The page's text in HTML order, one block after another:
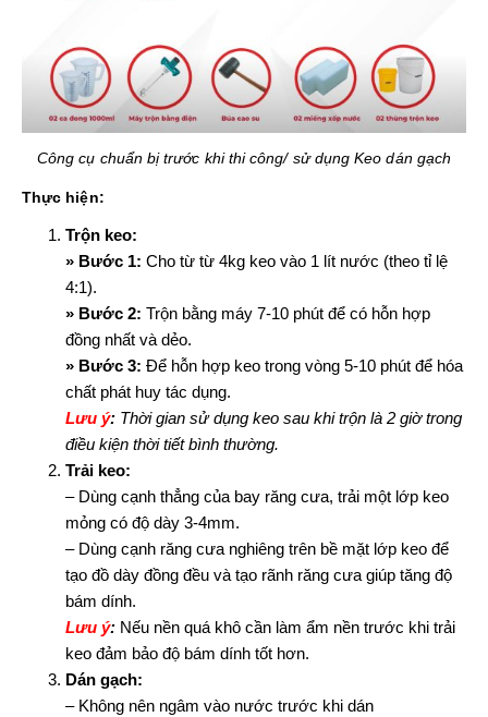
Công cụ chuẩn bị trước khi thi công/ sử dụng Keo dán gạch
Thực hiện:
Trộn keo:
» Bước 1: Cho từ từ 4kg keo vào 1 lít nước (theo tỉ lệ
4:1).
» Bước 2: Trộn bằng máy 7-10 phút để có hỗn hợp
đồng nhất và dẻo.
» Bước 3: Để hỗn hợp keo trong vòng 5-10 phút để hóa
chất phát huy tác dụng.
Lưu ý: Thời gian sử dụng keo sau khi trộn là 2 giờ trong
điều kiện thời tiết bình thường.
Trải keo:
– Dùng cạnh thẳng của bay răng cưa, trải một lớp keo
mỏng có độ dày 3-4mm.
– Dùng cạnh răng cưa nghiêng trên bề mặt lớp keo để
tạo đồ dày đồng đều và tạo rãnh răng cưa giúp tăng độ
bám dính.
Lưu ý: Nếu nền quá khô cần làm ẩm nền trước khi trải
keo đảm bảo độ bám dính tốt hơn.
Dán gạch:
– Không nên ngâm vào nước trước khi dán